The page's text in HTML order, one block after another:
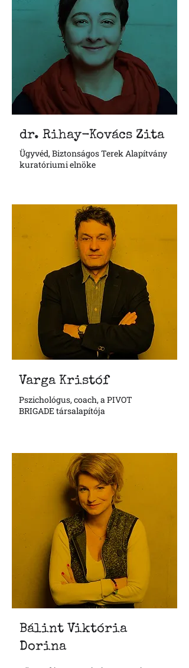
Ügyvéd, Biztonságos Terek Alapítvány
kuratóriumi elnöke
dr. Rihay-Kovács Zita
Varga Kristóf
Pszichológus, coach, a PIVOT
BRIGADE társalapítója
Bálint Viktória
Dorina